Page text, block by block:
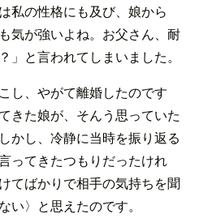
私の性格にも及び、娘から
気が強いよね。お父さん、耐
」と言われてしまいました。
し、やがて離婚したのです
きた娘が、そんう思っていた
かし、冷静に当時を振り返る
ってきたつもりだったけれ
てばかりで相手の気持ちを聞
い〉と思えたのです。